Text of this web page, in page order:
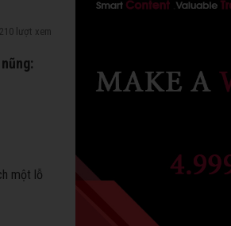
lượt xem
một lỗ